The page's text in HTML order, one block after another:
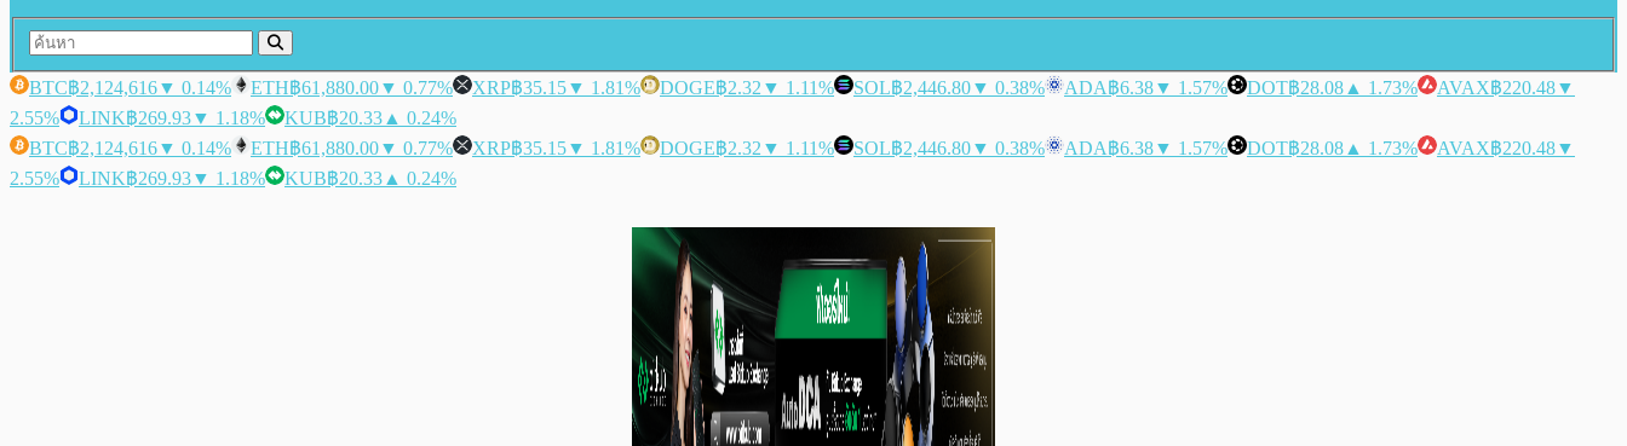
BTC฿2,124,616▼ 0.14% ETH฿61,880.00▼ 0.77% XRP฿35.15▼ 1.81% DOGE฿2.32 ▼ 1.11% SOL฿2,446.80▼ 0.38% ADA฿6.38▼ 1.57% DOT฿28.08 ▲ 1.73% AVAX฿220.48▼
2.55%
LINK฿269.93▼ 1.18% KUB฿20.33 ▲ 0.24%
BTC฿2,124,616▼ 0.14% ETH฿61,880.00▼ 0.77% XRP฿35.15▼ 1.81% DOGE฿2.32 ▼ 1.11% SOL฿2,446.80▼ 0.38% ADA฿6.38▼ 1.57% DOT฿28.08 ▲ 1.73% AVAX฿220.48▼
2.55%
LINK฿269.93▼ 1.18% KUB฿20.33 ▲ 0.24%